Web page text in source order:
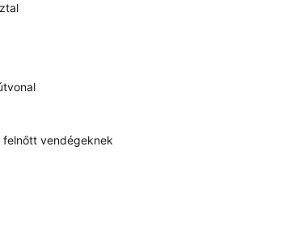
felnőtt vendégeknek